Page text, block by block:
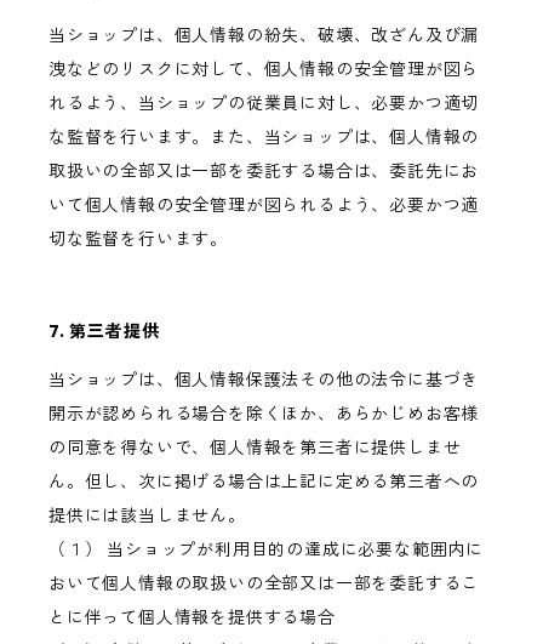
当ショップは、個人情報の紛失、破壊、改ざん及び漏
洩などのリスクに対して、個人情報の安全管理が図ら
れるよう、当ショップの従業員に対し、必要かつ適切
な監督を行います。また、当ショップは、個人情報の
取扱いの全部又は一部を委託する場合は、委託先にお
いて個人情報の安全管理が図られるよう、必要かつ適
切な監督を行います。
7. 第三者提供
当ショップは、個人情報保護法その他の法令に基づき
開示が認められる場合を除くほか、あらかじめお客様
の同意を得ないで、個人情報を第三者に提供しませ
ん。但し、次に掲げる場合は上記に定める第三者への
提供には該当しません。
（１） 当ショップが利用目的の達成に必要な範囲内に
おいて個人情報の取扱いの全部又は一部を委託するこ
とに伴って個人情報を提供する場合